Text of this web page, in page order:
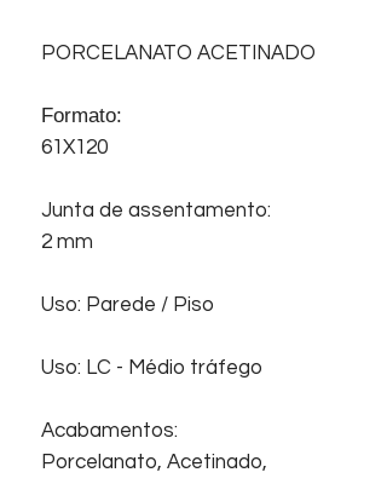
PORCELANATO ACETINADO
Formato:
61X120
Junta de assentamento:
2 mm
Uso: Parede / Piso
Uso: LC - Médio tráfego
Acabamentos:
Porcelanato, Acetinado,